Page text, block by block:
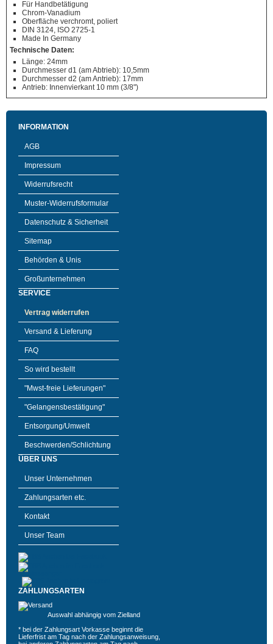
Für Handbetätigung
Chrom-Vanadium
Oberfläche verchromt, poliert
DIN 3124, ISO 2725-1
Made In Germany
Technische Daten:
Länge: 24mm
Durchmesser d1 (am Abtrieb): 10,5mm
Durchmesser d2 (am Antrieb): 17mm
Antrieb: Innenvierkant 10 mm (3/8")
INFORMATION
AGB
Impressum
Widerrufsrecht
Muster-Widerrufsformular
Datenschutz & Sicherheit
Sitemap
Behörden & Unis
Großunternehmen
SERVICE
Vertrag widerrufen
Versand & Lieferung
FAQ
So wird bestellt
"Mwst-freie Lieferungen"
"Gelangensbestätigung"
Entsorgung/Umwelt
Beschwerden/Schlichtung
ÜBER UNS
Unser Unternehmen
Zahlungsarten etc.
Kontakt
Unser Team
ZAHLUNGSARTEN
Auswahl abhängig vom Zielland
* bei der Zahlungsart Vorkasse beginnt die
Lieferfrist am Tag nach der Zahlungsanweisung,